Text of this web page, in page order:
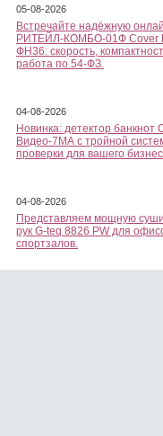
05-08-2026
Встречайте надёжную
РИТЕЙЛ-КОМБО-01Ф Cover
ФН36: скорость,
работа по 54-ФЗ.
04-08-2026
Новинка: детектор банкнот
Видео-7МА с тройной
проверки для вашего
04-08-2026
Представляем мощную
рук G-teq 8826 PW для
спортзалов.